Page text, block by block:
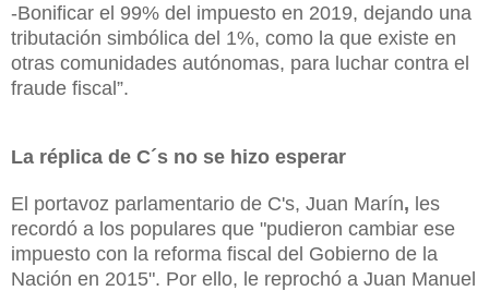
-Bonificar el 99% del impuesto en 2019, dejando una
tributación simbólica del 1%, como la que existe en
otras comunidades autónomas, para luchar contra el
fraude fiscal”.
La réplica de C´s no se hizo esperar
El portavoz parlamentario de C's, Juan Marín, les
recordó a los populares que "pudieron cambiar ese
impuesto con la reforma fiscal del Gobierno de la
Nación en 2015". Por ello, le reprochó a Juan Manuel